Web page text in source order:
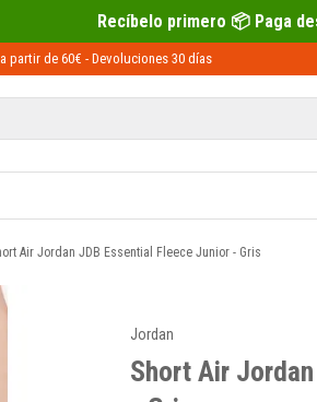
primero 📦 Paga después con Sequra
partir de 60€ - Devoluciones 30 días
Air Jordan JDB Essential Fleece Junior - Gris
Jordan
Short Air